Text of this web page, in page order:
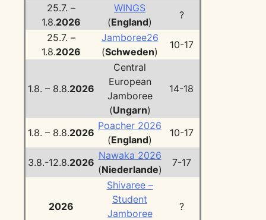
25.7. –
1.8.2026
WINGS
(England)
?
25.7. –
1.8.2026
Jamboree26
(Schweden)
10-17
1.8. – 8.8.2026
Central
European
Jamboree
(Ungarn)
14-18
1.8. – 8.8.2026
Poacher 2026
(England)
10-17
3.8.-12.8.2026
Nawaka 2026
(Niederlande)
7-17
2026
Shivaree –
Student
Jamboree
?